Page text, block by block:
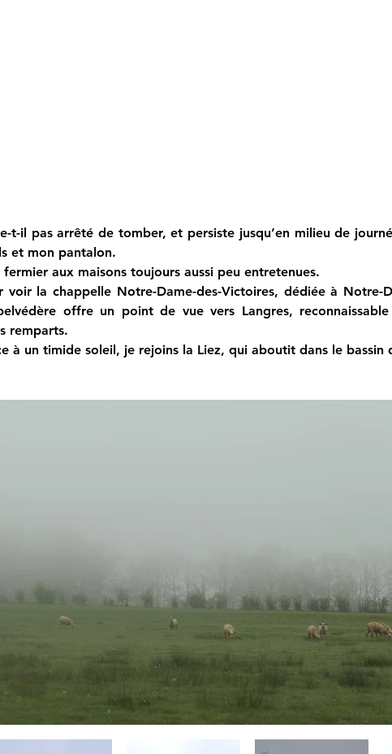
t-il pas arrêté de tomber, et persiste jusqu’en milieu de
et mon pantalon.
aux maisons toujours aussi peu entretenues.
la chappelle Notre-Dame-des-Victoires, dédiée à Notre-
offre un point de vue vers Langres,
remparts.
à un timide soleil, je rejoins la Liez, qui aboutit dans le bassin